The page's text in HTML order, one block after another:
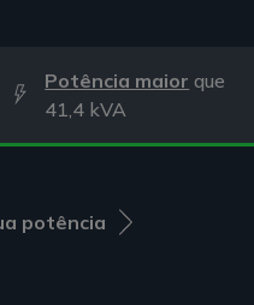
Potência maior que
41,4 kVA
potência